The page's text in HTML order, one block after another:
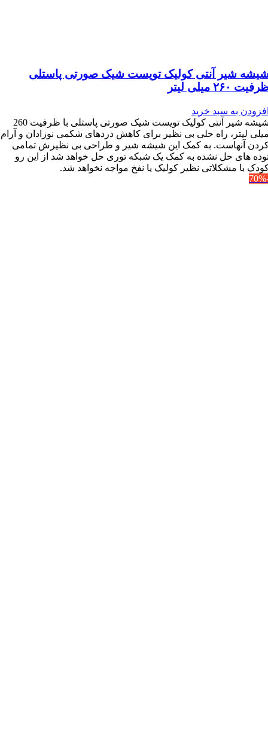
شیر آنتی کولیک تویست شیک صورتی پاستلی
۲۶۰ میلی لیتر
به سبد خرید
شیشه شیر آنتی کولیک تویست شیک صورتی پاستلی با ظرفیت 260
لیتر، راه حلی بی نظیر برای کاهش دردهای شکمی نوزادان و آرام
آنهاست. به کمک این شیشه شیر و طراحی بی نظیرش تمامی
های حل نشده به کمک یک شبکه توری حل خواهد شد از این رو
با مشکلاتی نظیر کولیک یا نفخ مواجه نخواهد شد.
-